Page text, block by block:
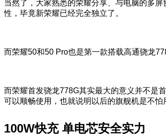
当然了，大家熟悉的荣耀分享、与电脑的多
性，毕竟新荣耀已经完全独立了。
而荣耀50和50 Pro也是第一款搭载高通骁龙
而荣耀首发骁龙778G其实最大的意义并不是
可以顺畅使用，也就说明以后的旗舰机是不怕
100W快充 单电芯安全实力